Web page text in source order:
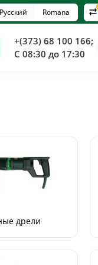
Русский Romana
+(373) 68 100 166;
С 08:30 до 17:30
дрели